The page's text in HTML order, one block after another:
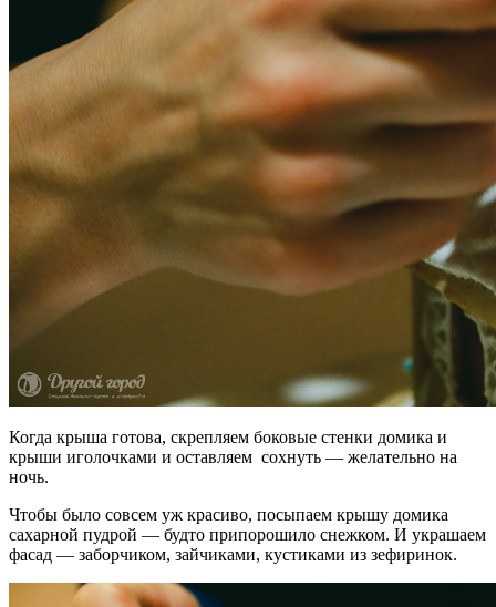
Когда крыша готова, скрепляем боковые стенки домика и
крыши иголочками и оставляем сохнуть — желательно на
ночь.
Чтобы было совсем уж красиво, посыпаем крышу домика
сахарной пудрой — будто припорошило снежком. И украшаем
фасад — заборчиком, зайчиками, кустиками из зефиринок.